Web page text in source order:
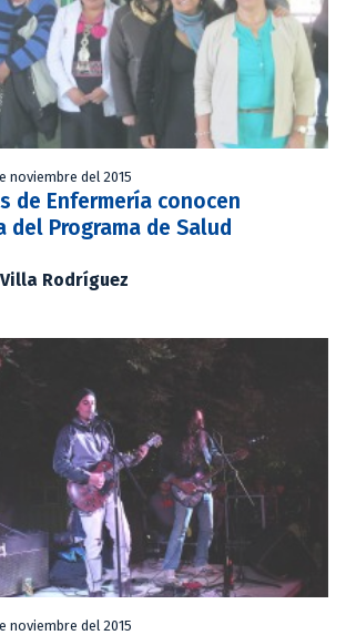
noviembre del 2015
de Enfermería conocen
del Programa de Salud
Rodríguez
noviembre del 2015